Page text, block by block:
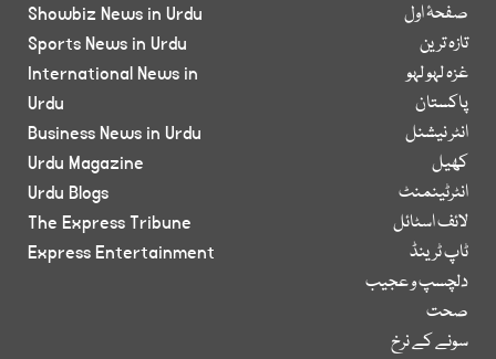
صفحۂ اول
تازہ ترین
غزہ لہو لہو
پاکستان
انٹر نیشنل
کھیل
انٹرٹینمنٹ
لائف اسٹائل
ٹاپ ٹرینڈ
دلچسپ و عجیب
صحت
سونے کے نرخ
Showbiz News in Urdu
Sports News in Urdu
International News in
Urdu
Business News in Urdu
Urdu Magazine
Urdu Blogs
The Express Tribune
Express Entertainment